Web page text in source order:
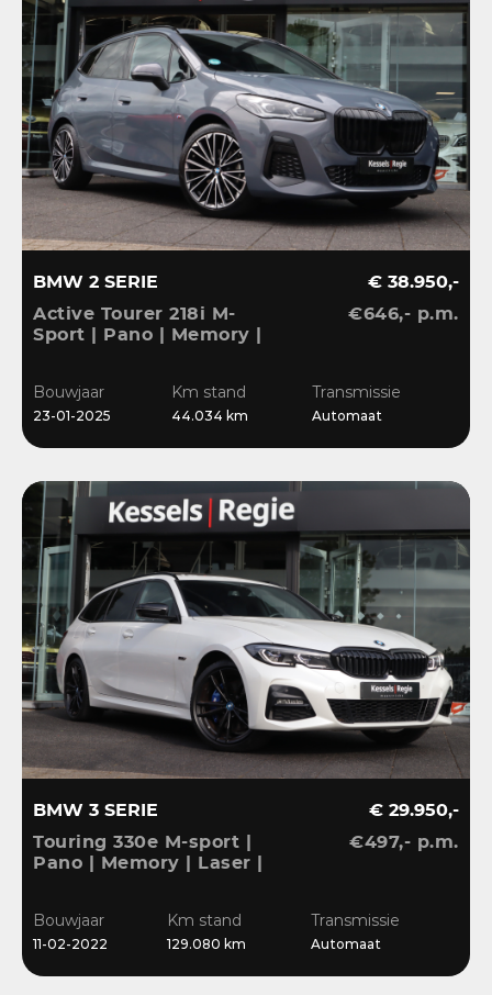
BMW 2 SERIE
Active Tourer 218i M-
Sport | Pano | Memory |
€ 38.950,-
€646,- p.m.
Bouwjaar
23-01-2025
Km stand
44.034 km
Transmissie
Automaat
BMW 3 SERIE
Touring 330e M-sport |
Pano | Memory | Laser |
Bliss | Ambient | Pearl
White
€ 29.950,-
€497,- p.m.
Bouwjaar
11-02-2022
Km stand
129.080 km
Transmissie
Automaat